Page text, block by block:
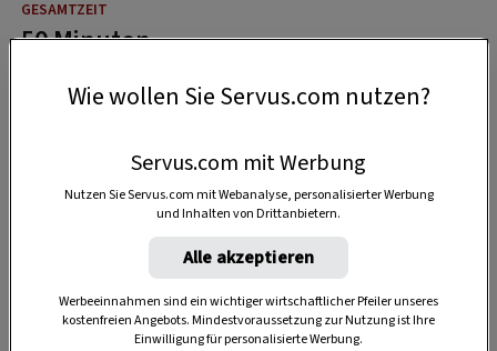
50 Minuten
Wie wollen Sie Servus.com nutzen?
Servus.com mit Werbung
Nutzen Sie Servus.com mit Webanalyse, personalisierter Werbung
und Inhalten von Drittanbietern.
Alle akzeptieren
Werbeeinnahmen sind ein wichtiger wirtschaftlicher Pfeiler unseres
kostenfreien Angebots. Mindestvoraussetzung zur Nutzung ist Ihre
Einwilligung für personalisierte Werbung.